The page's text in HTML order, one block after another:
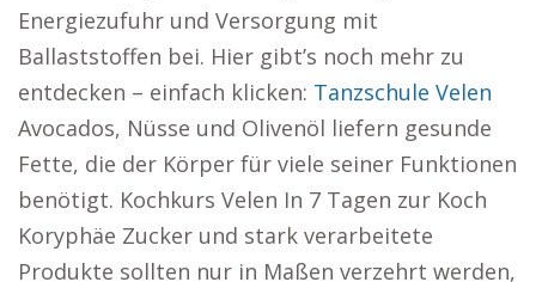
Energiezufuhr und Versorgung mit
Ballaststoffen bei. Hier gibt’s noch mehr zu
entdecken – einfach klicken: Tanzschule Velen
Avocados, Nüsse und Olivenöl liefern gesunde
Fette, die der Körper für viele seiner Funktionen
benötigt. Kochkurs Velen In 7 Tagen zur Koch
Koryphäe Zucker und stark verarbeitete
Produkte sollten nur in Maßen verzehrt werden,